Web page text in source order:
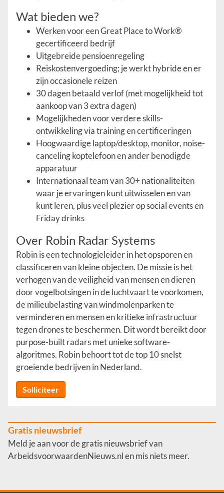
Wat bieden we?
Werken voor een Great Place to Work®
gecertificeerd bedrijf
Uitgebreide pensioenregeling
Reiskostenvergoeding; je werkt hybride en er
zijn occasionele reizen
30 dagen betaald verlof (met mogelijkheid tot
aankoop van 3 extra dagen)
Mogelijkheden voor verdere skills-
ontwikkeling via training en certificeringen
Hoogwaardige laptop/desktop, monitor, noise-
canceling koptelefoon en ander benodigde
apparatuur
Internationaal team van 30+ nationaliteiten
waar je ervaringen kunt uitwisselen en van
kunt leren, plus veel plezier op social events en
Friday drinks
Over Robin Radar Systems
Robin is een technologieleider in het opsporen en
classificeren van kleine objecten. De missie is het
verhogen van de veiligheid van mensen en dieren
door vogelbotsingen in de luchtvaart te voorkomen,
de milieubelasting van windmolenparken te
verminderen en mensen en kritieke infrastructuur
tegen drones te beschermen. Dit wordt bereikt door
purpose-built radars met unieke software-
algoritmes. Robin behoort tot de top 10 snelst
groeiende bedrijven in Nederland.
Solliciteer
Gratis nieuwsbrief
Meld je aan voor de gratis nieuwsbrief van
ArbeidsvoorwaardenNieuws.nl en mis niets meer.